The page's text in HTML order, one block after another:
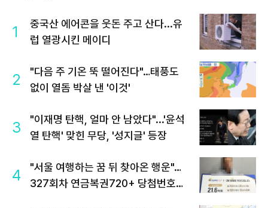
1
중국산 에어콘을 웃돈 주고 산다...유
럽 열광시킨 메이디
2
"다음 주 기온 뚝 떨어진다"…태풍도
없이 열돔 박살 낸 '이것'
3
"이재명 탄핵, 얼마 안 남았다"...'윤석
열 탄핵' 맞힌 무당, '성지글' 등장
4
"서울 여행하는 꿈 뒤 찾아온 행운"…
327회차 연금복권720+ 당첨번호조